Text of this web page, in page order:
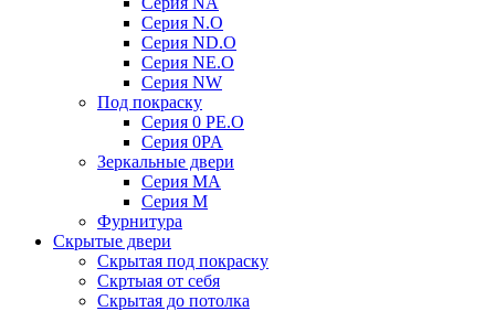
Серия N.O
Серия ND.O
Серия NE.O
Серия NW
Под покраску
Серия 0 PE.O
Серия 0PA
Зеркальные двери
Серия MA
Серия M
Фурнитура
Скрытые двери
Скрытая под покраску
Скртыая от себя
Скрытая до потолка